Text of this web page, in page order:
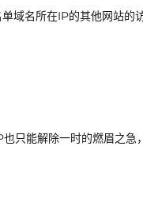
域名所在IP的其他网站
只能解除一时的燃眉之